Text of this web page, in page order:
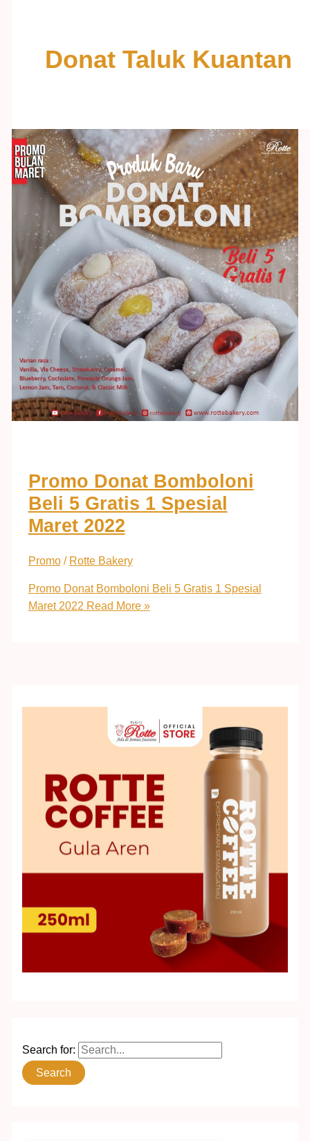
Donat Taluk Kuantan
Promo Donat Bomboloni
Beli 5 Gratis 1 Spesial
Maret 2022
Promo/ Rotte Bakery
Promo Donat Bomboloni Beli 5 Gratis 1 Spesial
Maret 2022 Read More »
Search for: